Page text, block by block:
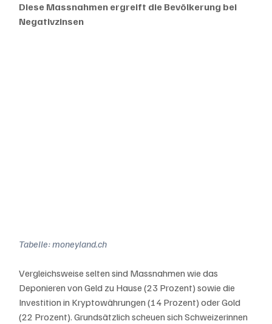
Diese Massnahmen ergreift die Bevölkerung bei
Negativzinsen
Tabelle: moneyland.ch
Vergleichsweise selten sind Massnahmen wie das
Deponieren von Geld zu Hause (23 Prozent) sowie die
Investition in Kryptowährungen (14 Prozent) oder Gold
(22 Prozent). Grundsätzlich scheuen sich Schweizerinnen